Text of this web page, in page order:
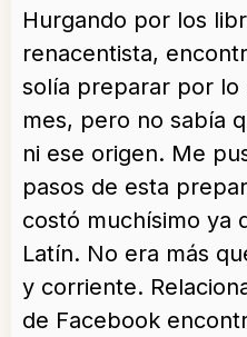
Hurgando por los
renacentista,
solía preparar por lo
mes, pero no sabía
ni ese origen. Me
pasos de esta
costó muchísimo ya
Latín. No era más
y corriente.
de Facebook